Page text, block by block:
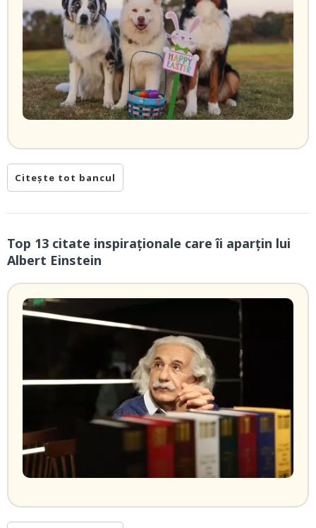
Citește tot bancul
Top 13 citate inspiraționale care îi aparțin lui
Albert Einstein